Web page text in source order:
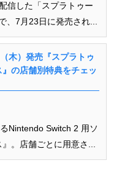
信した「スプラトゥー
、7月23日に発売され...
木）発売『スプラトゥ
の店舗別特典をチェッ
Nintendo Switch 2 用ソ
。店舗ごとに用意さ...